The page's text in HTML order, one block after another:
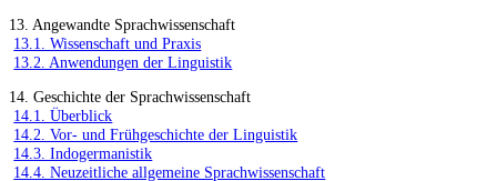
13. Angewandte Sprachwissenschaft
13.1. Wissenschaft und Praxis
13.2. Anwendungen der Linguistik
14. Geschichte der Sprachwissenschaft
14.1. Überblick
14.2. Vor- und Frühgeschichte der Linguistik
14.3. Indogermanistik
14.4. Neuzeitliche allgemeine Sprachwissenschaft